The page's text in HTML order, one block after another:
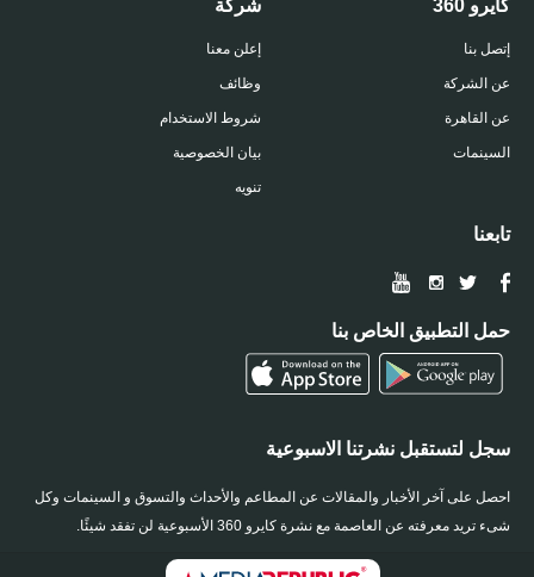
كايرو 360
إتصل بنا
عن الشركة
عن القاهرة
السينمات
شركة
إعلن معنا
وظائف
شروط الاستخدام
بيان الخصوصية
تنويه
تابعنا
حمل التطبيق الخاص بنا
سجل لتستقبل نشرتنا الاسبوعية
احصل على آخر الأخبار والمقالات عن المطاعم والأحداث والتسوق و السينمات وكل
شىء تريد معرفته عن العاصمة مع نشرة كايرو 360 الأسبوعية لن تفقد شيئًا.